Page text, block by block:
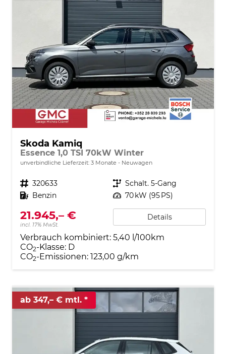
Skoda Kamiq
Essence 1,0 TSI 70kW Winter
unverbindliche Lieferzeit: 3 Monate Neuwagen
Fahrzeugnr. 320633 Getriebe Schalt. 5-Gang
Kraftstoff Benzin Leistung 70 kW (95 PS)
21.945,– €
incl. 17% MwSt.
Details
Verbrauch kombiniert: 5,40 l/100km
CO2-Klasse: D
CO2-Emissionen: 123,00 g/km
ab 347,– € mtl.